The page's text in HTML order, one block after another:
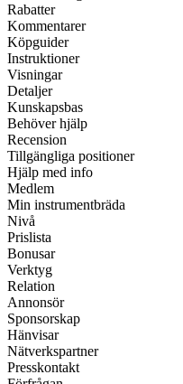
Rabatter
Kommentarer
Köpguider
Instruktioner
Visningar
Detaljer
Kunskapsbas
Behöver hjälp
Recension
Tillgängliga positioner
Hjälp med info
Medlem
Min instrumentbräda
Nivå
Prislista
Bonusar
Verktyg
Relation
Annonsör
Sponsorskap
Hänvisar
Nätverkspartner
Presskontakt